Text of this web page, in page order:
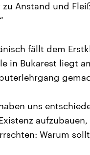
zu Anstand und
fällt dem
in Bukarest liegt
uns
Warum